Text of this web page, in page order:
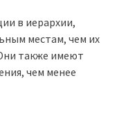
в иерархии,
местам, чем их
также имеют
чем менее